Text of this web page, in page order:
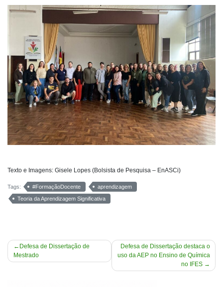
Texto e Imagens: Gisele Lopes (Bolsista de Pesquisa – EnASCi)
Tags: #FormaçãoDocente
aprendizagem
Teoria da Aprendizagem Significativa
Navegação
de
Defesa de Dissertação de
Mestrado
Defesa de Dissertação destaca o
uso da AEP no Ensino de Química
no IFES